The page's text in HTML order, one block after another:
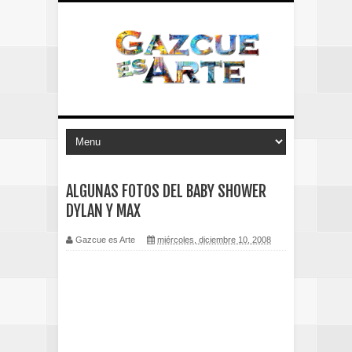
ALGUNAS FOTOS DEL BABY SHOWER
DYLAN Y MAX
Gazcue es Arte miércoles, diciembre 10, 2008